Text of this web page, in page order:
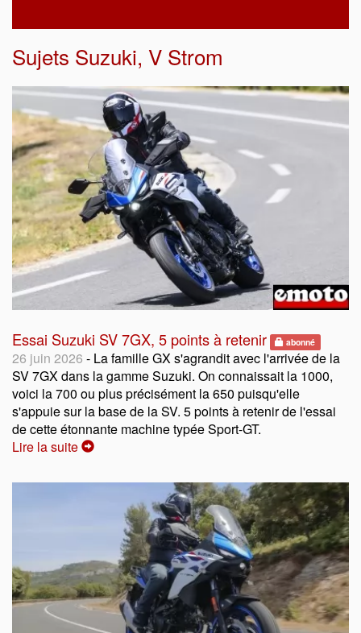
Sujets Suzuki, V Strom
Essai Suzuki SV 7GX, 5 points à retenir abonné
26 juin 2026 - La famille GX s'agrandit avec l'arrivée de la
SV 7GX dans la gamme Suzuki. On connaissait la 1000,
voici la 700 ou plus précisément la 650 puisqu'elle
s'appuie sur la base de la SV. 5 points à retenir de l'essai
de cette étonnante machine typée Sport-GT.
Lire la suite